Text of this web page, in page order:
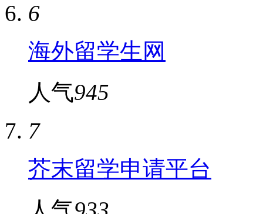
6
海外留学生网
人气945
7
芥末留学申请平台